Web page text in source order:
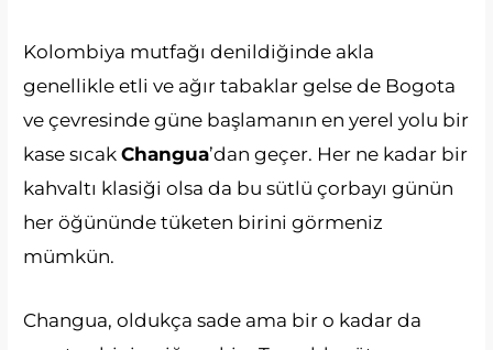
Kolombiya mutfağı denildiğinde akla
genellikle etli ve ağır tabaklar gelse de Bogota
ve çevresinde güne başlamanın en yerel yolu bir
kase sıcakChangua’dan geçer. Her ne kadar bir
kahvaltı klasiği olsa da bu sütlü çorbayı günün
her öğününde tüketen birini görmeniz
mümkün.
Changua, oldukça sade ama bir o kadar da